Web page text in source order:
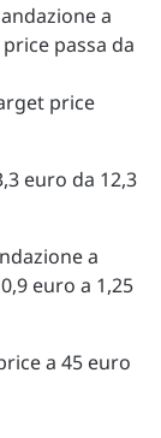
a
passa da
price
euro da 12,3
a
euro a 1,25
a 45 euro